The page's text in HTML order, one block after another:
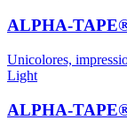
ALPHA-
Unicolores,
Light
ALPHA-